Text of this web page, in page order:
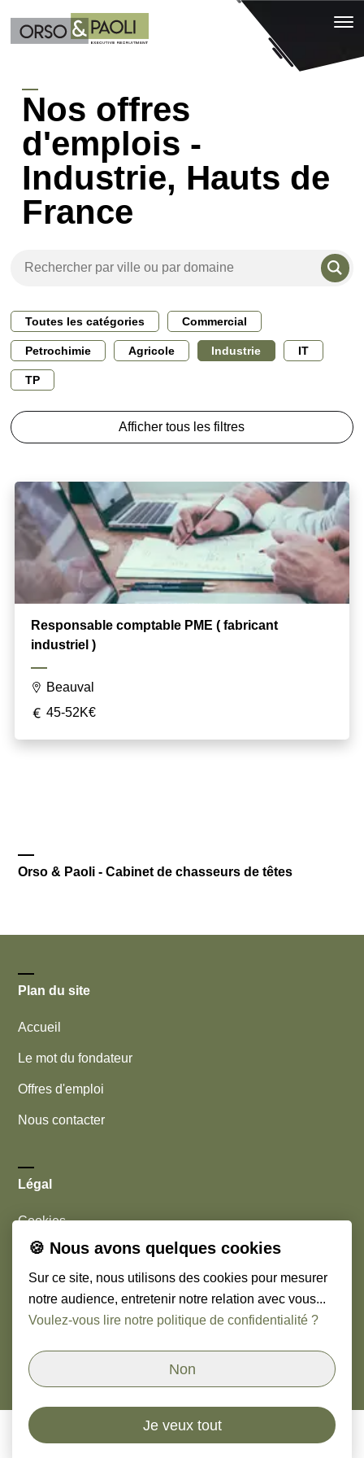
Nos offres
d'emplois -
Industrie, Hauts de
France
Toutes les catégories Commercial
Petrochimie Agricole Industrie IT
TP
Afficher tous les filtres
Responsable comptable PME ( fabricant
industriel )
Beauval
45-52K€
Orso & Paoli - Cabinet de chasseurs de têtes
Plan du site
Accueil
Le mot du fondateur
Offres d'emploi
Nous contacter
Légal
Cookies
Mentions légales
Nous suivre
Linkedin
© Copyright
Orso & Paoli - Cabinet de chasseurs
🍪 Nous avons quelques cookies
Sur ce site, nous utilisons des cookies pour mesurer
notre audience, entretenir notre relation avec vous...
Voulez-vous lire notre politique de confidentialité ?
Non
Je veux tout